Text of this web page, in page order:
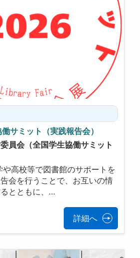
サミット（実践報告会）
員会（全国学生協働サミット
や高校等で図書館のサポートを
会を行うことで、お互いの情
とともに、…
詳細へ